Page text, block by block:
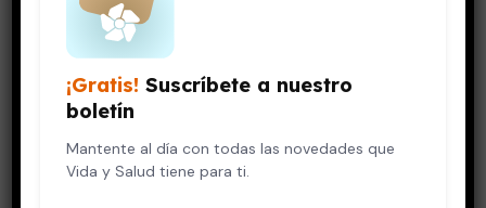
bipolar?
PIEL Y CUIDADO PERSONAL
¿Puede la temperatura de la
piel anticipar un episodio
bipolar?
¡Gratis! Suscríbete a nuestro
boletín
Mantente al día con todas las novedades que
Vida y Salud tiene para ti.